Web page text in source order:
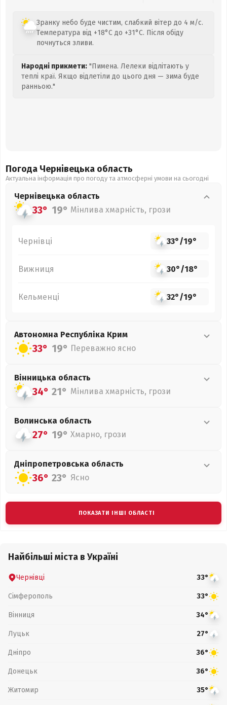
Зранку небо буде чистим, слабкий вітер до 4 м/с.
Температура від +18°C до +31°C. Після обіду
почнуться зливи.
Народні прикмети: "Пимена. Лелеки відлітають у
теплі краї. Якщо відлетіли до цього дня — зима буде
ранньою."
Погода Чернівецька область
Актуальна інформація про погоду та атмосферні умови на сьогодні
Чернівецька область
33° 19° Мінлива хмарність, грози
Чернівці 33°/19°
Вижниця 30°/18°
Кельменці 32°/19°
Автономна Республіка Крим
33° 19° Переважно ясно
Вінницька область
34° 21° Мінлива хмарність, грози
Волинська область
27° 19° Хмарно, грози
Дніпропетровська область
36° 23° Ясно
ПОКАЗАТИ ІНШІ ОБЛАСТІ
Найбільші міста в Україні
Чернівці 33°
Сімферополь 33°
Вінниця 34°
Луцьк 27°
Дніпро 36°
Донецьк 36°
Житомир 35°